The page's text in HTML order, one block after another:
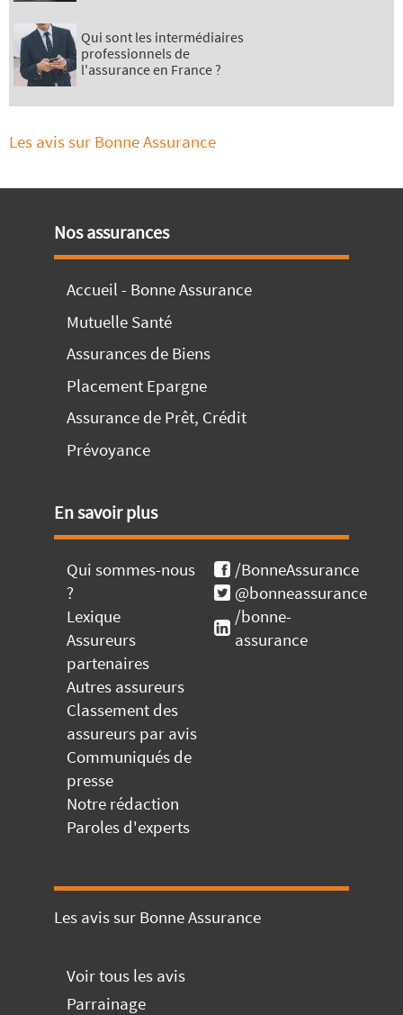
Qui sont les intermédiaires
professionnels de
l'assurance en France ?
Les avis sur Bonne Assurance
Nos assurances
Accueil - Bonne Assurance
Mutuelle Santé
Assurances de Biens
Placement Epargne
Assurance de Prêt, Crédit
Prévoyance
En savoir plus
Qui sommes-nous
?
Lexique
Assureurs
partenaires
Autres assureurs
Classement des
assureurs par avis
Communiqués de
presse
Notre rédaction
Paroles d'experts
/BonneAssurance
@bonneassurance
/bonne-
assurance
Les avis sur Bonne Assurance
Voir tous les avis
Parrainage